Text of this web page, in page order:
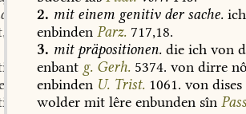
,
adj.
stf.
stf.
2. miteinem genitivdersache. ich
enbinden Parz. 717,18.
3. mitpräpositionen. die ich von
enbant g. Gerh. 5374. von dirre
enbinden U. Trist. 1061. von dises
wolder mit lêre enbunden sîn